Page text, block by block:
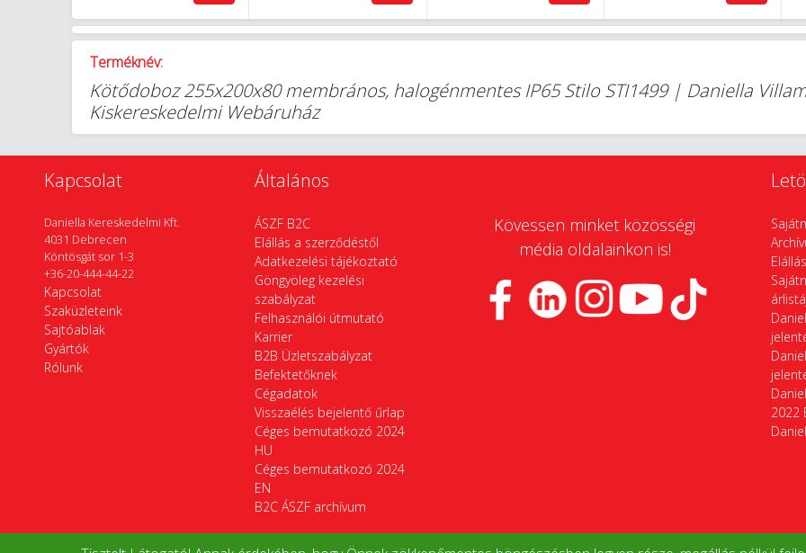
Terméknév:
Kötődoboz 255x200x80 membrános, halogénmentes IP65 Stilo STI1499 | Daniella
Kiskereskedelmi Webáruház
Kapcsolat
Daniella Kereskedelmi Kft.
4031 Debrecen
Köntösgát sor 1-3
+36-20-444-44-22
Kapcsolat
Szaküzleteink
Sajtóablak
Gyártók
Rólunk
Általános
ÁSZF B2C
Elállás a szerződéstől
Adatkezelési tájékoztató
Göngyöleg kezelési
szabályzat
Felhasználói útmutató
Karrier
B2B Üzletszabályzat
Befektetőknek
Cégadatok
Visszaélés bejelentő űrlap
Céges bemutatkozó 2024
HU
Céges bemutatkozó 2024
EN
B2C ÁSZF archívum
Kövessen minket közösségi
média oldalainkon is!
2022